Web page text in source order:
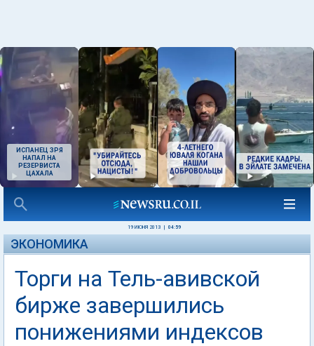
ИСПАНЕЦ ЗРЯ
НАПАЛ НА
РЕЗЕРВИСТА
ЦАХАЛА
19 ИЮНЯ 2013 04:59
ЭКОНОМИКА
Торги на Тель-авивской
бирже завершились
понижениями индексов